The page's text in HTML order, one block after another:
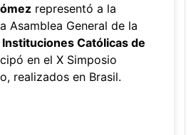
representó a la
Asamblea General de la
Católicas de
en el X Simposio
realizados en Brasil.